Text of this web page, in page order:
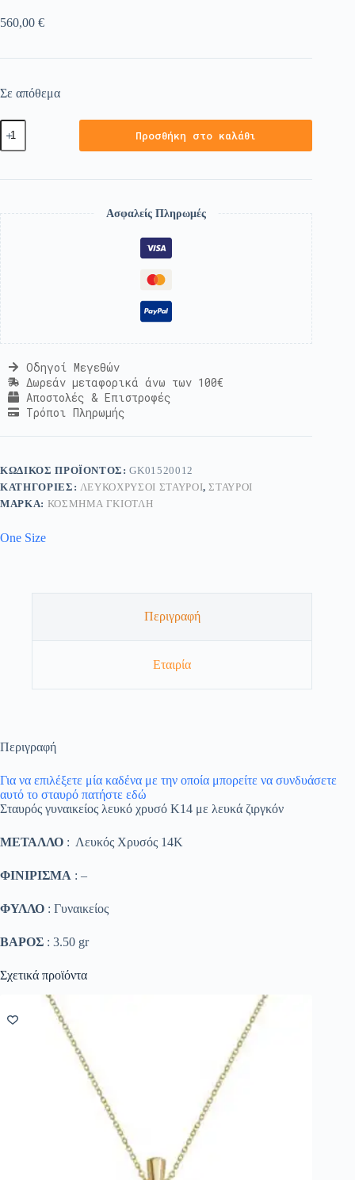
560,00 €
Σε απόθεμα
Προσθήκη στο καλάθι
Ασφαλείς Πληρωμές
Οδηγοί Μεγεθών
Δωρεάν μεταφορικά άνω των 100€
Αποστολές & Επιστροφές
Τρόποι Πληρωμής
ΚΩΔΙΚΌΣ ΠΡΟΪΌΝΤΟΣ:GK01520012
ΚΑΤΗΓΟΡΊΕΣ: ΛΕΥΚΌΧΡΥΣΟΙ ΣΤΑΥΡΟΊ,ΣΤΑΥΡΟΊ
ΜΆΡΚΑ: ΚΟΣΜΗΜΑ ΓΚΙΟΤΛΗ
One Size
Περιγραφή
Εταιρία
Περιγραφή
Για να επιλέξετε μία καδένα με την οποία μπορείτε να συνδυάσετε
αυτό το σταυρό πατήστε εδώ
Σταυρός γυναικείος λευκό χρυσό K14 με λευκά ζιργκόν
ΜΕΤΑΛΛΟ : Λευκός Χρυσός 14K
ΦΙΝΙΡΙΣΜΑ : –
ΦΥΛΛΟ : Γυναικείος
ΒΑΡΟΣ : 3.50 gr
Σχετικά προϊόντα